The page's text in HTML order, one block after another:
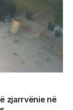
zjarrvënie në